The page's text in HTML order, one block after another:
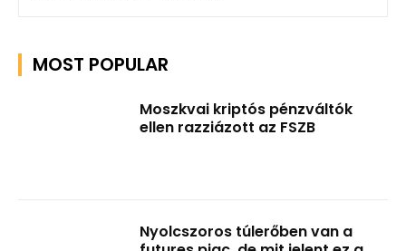
MOST POPULAR
Moszkvai kriptós pénzváltók
ellen razziázott az FSZB
Nyolcszoros túlerőben van a